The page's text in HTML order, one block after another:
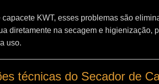
KWT, esses problemas são
diretamente na secagem e higienização,
uso.
técnicas do Secador de